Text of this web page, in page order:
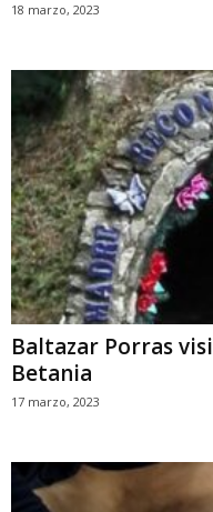
18 marzo, 2023
Baltazar Porras
Betania
17 marzo, 2023